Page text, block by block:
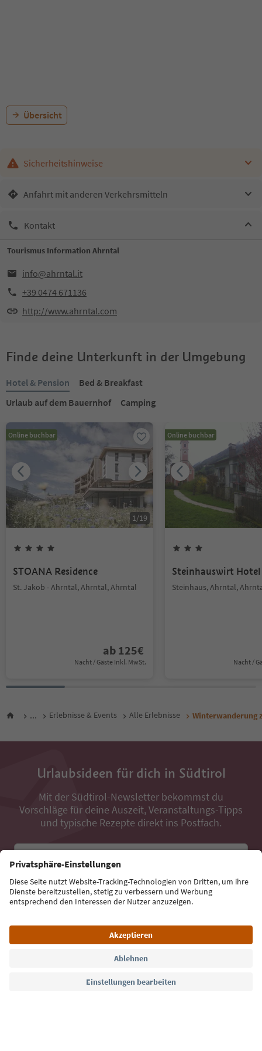
Übersicht
Sicherheitshinweise
Anfahrt mit anderen Verkehrsmitteln
Kontakt
Tourismus Information Ahrntal
info@ahrntal.it
+39 0474 671136
http://www.ahrntal.com
Finde deine Unterkunft in der Umgebung
Hotel & Pension
Bed & Breakfast
Urlaub auf dem Bauernhof
Camping
Online buchbar
1/19
STOANA Residence
St. Jakob - Ahrntal, Ahrntal, Ahrntal
ab 125€
Nacht / Gäste Inkl. MwSt.
Online buchbar
Steinhauswirt Hotel
Steinhaus, Ahrntal,
Nacht /
... Erlebnisse & Events Alle Erlebnisse Winterwanderung
Urlaubsideen für dich in Südtirol
Mit der Südtirol-Newsletter bekommst du
Vorschläge für deine Auszeit, Veranstaltungs-Tipps
und typische Rezepte direkt ins Postfach.
Jetzt anmelden